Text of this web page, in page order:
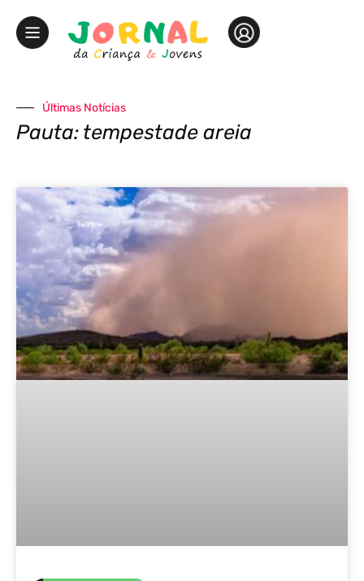
Últimas Notícias
Pauta: tempestade areia